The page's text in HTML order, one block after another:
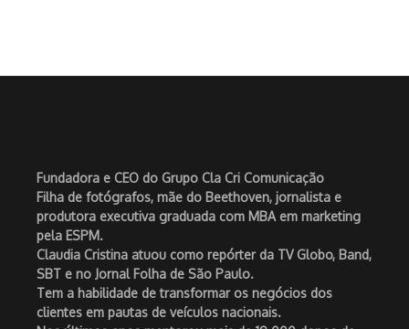
Fundadora e CEO do Grupo Cla Cri Comunicação
Filha de fotógrafos, mãe do Beethoven, jornalista e
produtora executiva graduada com MBA em marketing
pela ESPM.
Claudia Cristina atuou como repórter da TV Globo, Band,
SBT e no Jornal Folha de São Paulo.
Tem a habilidade de transformar os negócios dos
clientes em pautas de veículos nacionais.